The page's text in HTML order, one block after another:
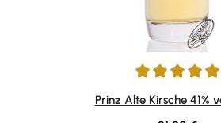
Durchschnittliche Bewertung von 4.9
Prinz Alte Kirsche 41%